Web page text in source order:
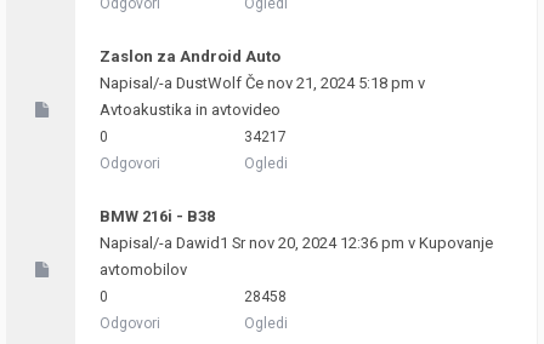
Odgovori Ogledi
Zaslon za Android Auto
Napisal/-a DustWolf Če nov 21, 2024 5:18 pm v
Avtoakustika in avtovideo
0
Odgovori
34217
Ogledi
BMW 216i - B38
Napisal/-a Dawid1 Sr nov 20, 2024 12:36 pm v Kupovanje
avtomobilov
0
Odgovori
28458
Ogledi